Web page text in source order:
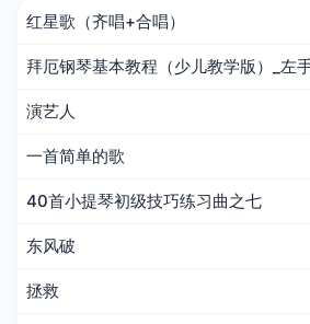
红星歌（齐唱+合唱）
拜厄钢琴基本教程（少儿教学版）_左
演艺人
一首简单的歌
40首小提琴初级技巧练习曲之七
东风破
拯救